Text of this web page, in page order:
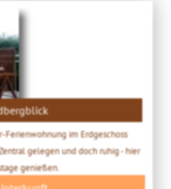
im Erdgeschoss
gelegen und doch ruhig - hier
genießen.